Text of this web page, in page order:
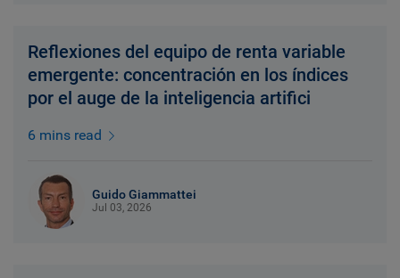
Reflexiones del equipo de renta variable
emergente: concentración en los índices
por el auge de la inteligencia artifici
6 mins read
Guido Giammattei
Jul 03, 2026